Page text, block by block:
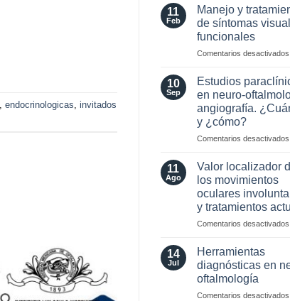
endocrinologicas invitados
11
Feb
Manejo y
de síntomas
funcionales
Comentarios desactivados
10
Sep
Estudios
en neuro-
angiografía.
y ¿cómo?
Comentarios desactivados
11
Ago
Valor localizador
los movimientos
oculares
y tratamientos
Comentarios desactivados
14
Jul
Herramientas
diagnósticas en
oftalmología
Comentarios desactivados